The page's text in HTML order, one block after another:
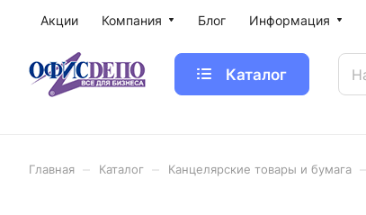
Акции Компания Блог Информация
Каталог
Главная Каталог Канцелярские товары и бумага